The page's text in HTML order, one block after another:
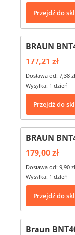
Przejdź do
BRAUN
177,21 zł
Dostawa od: 7,38 zł
Wysyłka: 1 dzień
Przejdź do
BRAUN
179,00 zł
Dostawa od: 9,90 zł
Wysyłka: 1 dzień
Przejdź do
Braun